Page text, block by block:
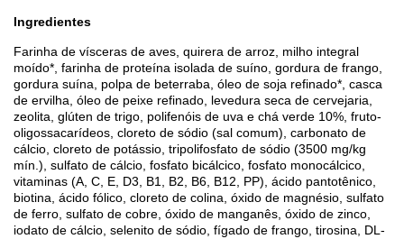
Ingredientes
Farinha de vísceras de aves, quirera de arroz, milho integral
moído*, farinha de proteína isolada de suíno, gordura de frango,
gordura suína, polpa de beterraba, óleo de soja refinado*, casca
de ervilha, óleo de peixe refinado, levedura seca de cervejaria,
zeolita, glúten de trigo, polifenóis de uva e chá verde 10%, fruto-
oligossacarídeos, cloreto de sódio (sal comum), carbonato de
cálcio, cloreto de potássio, tripolifosfato de sódio (3500 mg/kg
mín.), sulfato de cálcio, fosfato bicálcico, fosfato monocálcico,
vitaminas (A, C, E, D3, B1, B2, B6, B12, PP), ácido pantotênico,
biotina, ácido fólico, cloreto de colina, óxido de magnésio, sulfato
de ferro, sulfato de cobre, óxido de manganês, óxido de zinco,
iodato de cálcio, selenito de sódio, fígado de frango, tirosina, DL-